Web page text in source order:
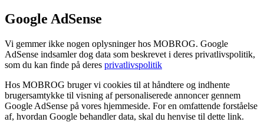
Google AdSense
Vi gemmer ikke nogen oplysninger hos MOBROG. Google
AdSense indsamler dog data som beskrevet i deres privatlivspolitik,
som du kan finde på deres privatlivspolitik
Hos MOBROG bruger vi cookies til at håndtere og indhente
brugersamtykke til visning af personaliserede annoncer gennem
Google AdSense på vores hjemmeside. For en omfattende forståelse
af, hvordan Google behandler data, skal du henvise til dette link.